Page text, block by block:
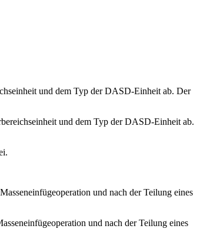
und dem Typ der DASD-Einheit ab. Der
und dem Typ der DASD-Einheit ab.
und nach der Teilung eines
und nach der Teilung eines